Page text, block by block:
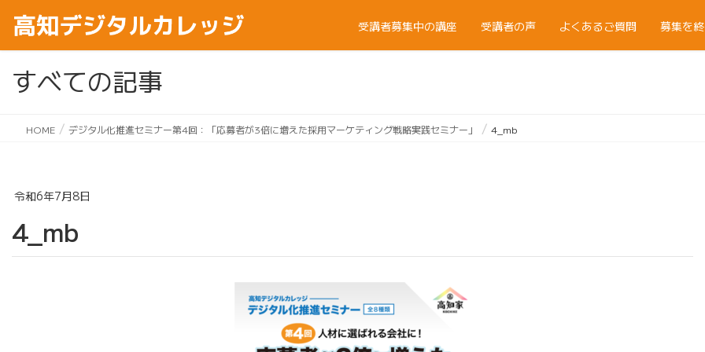
受講者募集中の講座 受講者の声 よくあるご質問 募集を
すべての記事
HOME デジタル化推進セミナー第4回：「応募者が3倍に増えた採用マーケティング戦略実践セミナー」 4_mb
令和6年7月8日
4_mb